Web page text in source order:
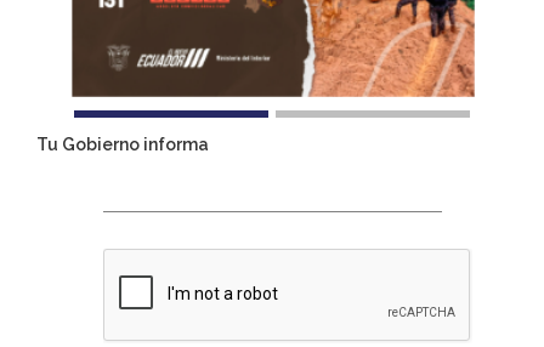
Tu Gobierno informa